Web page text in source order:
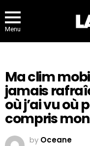
Menu
Ma clim
jamais
où j’ai vu où
compris
by Oceane